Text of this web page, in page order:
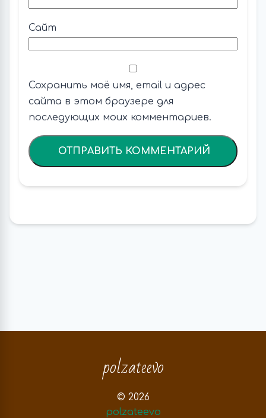
Сайт
Сохранить моё имя, email и адрес
сайта в этом браузере для
последующих моих комментариев.
polzateevo
© 2026
polzateevo